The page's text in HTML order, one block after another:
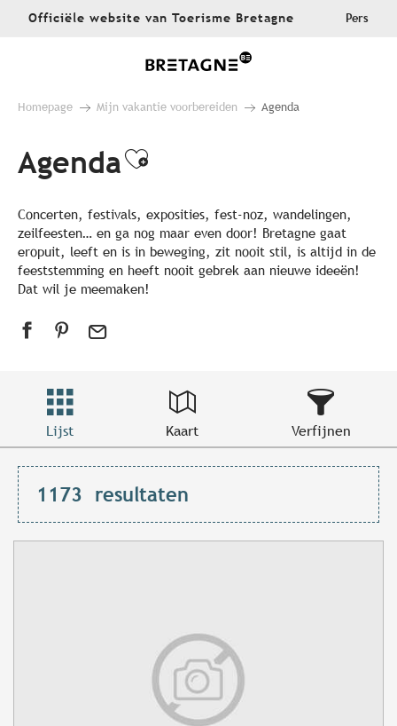
AllerOfficiële website van Toerisme Bretagne Pers
Homepage Mijn vakantie voorbereiden Agenda
AgendaAjouter aux favoris
Concerten, festivals, exposities, fest-noz, wandelingen,
zeilfeesten… en ga nog maar even door! Bretagne gaat
eropuit, leeft en is in beweging, zit nooit stil, is altijd in de
feeststemming en heeft nooit gebrek aan nieuwe ideeën!
Dat wil je meemaken!
Lijst Kaart Verfijnen
1173 resultaten